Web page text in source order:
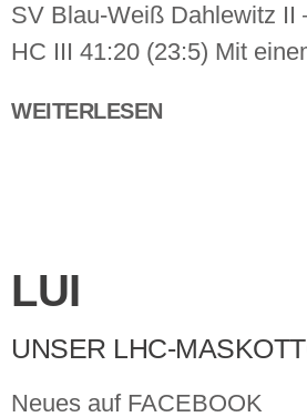
SV Blau-Weiß Dahlewitz II
HC III 41:20 (23:5) Mit
WEITERLESEN
LUI
UNSER LHC-
Neues auf FACEBOOK